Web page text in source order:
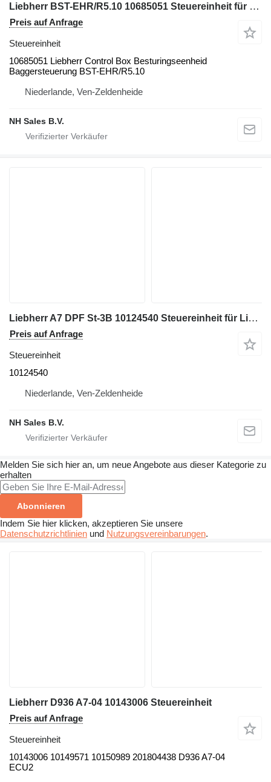
Liebherr BST-EHR/R5.10 10685051 Steuereinheit für Liebherr
Preis auf Anfrage
Steuereinheit
10685051 Liebherr Control Box Besturingseenheid
Baggersteuerung BST-EHR/R5.10
Niederlande, Ven-Zeldenheide
NH Sales B.V.
Liebherr A7 DPF St-3B 10124540 Steuereinheit für Liebherr D936
Preis auf Anfrage
Steuereinheit
10124540
Niederlande, Ven-Zeldenheide
NH Sales B.V.
Melden Sie sich hier an, um neue Angebote aus dieser Kategorie zu
erhalten
Abonnieren
Indem Sie hier klicken, akzeptieren Sie unsere
Datenschutzrichtlinien und Nutzungsvereinbarungen.
Liebherr D936 A7-04 10143006 Steuereinheit
Preis auf Anfrage
Steuereinheit
10143006 10149571 10150989 201804438 D936 A7-04
ECU2